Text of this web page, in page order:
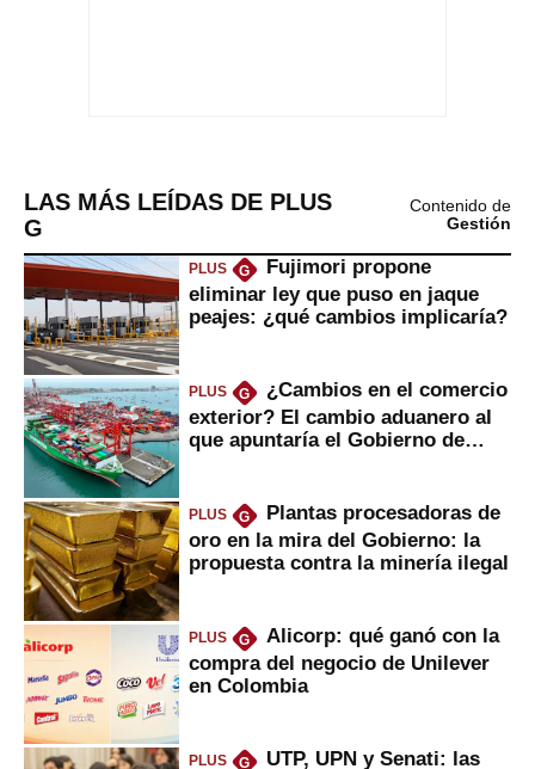
LAS MÁS LEÍDAS DE PLUS
G
Contenido de
Gestión
PLUS G
Fujimori propone
eliminar ley que puso en jaque
peajes: ¿qué cambios implicaría?
PLUS G
¿Cambios en el comercio
exterior? El cambio aduanero al
que apuntaría el Gobierno de
PLUS G
Plantas procesadoras de
oro en la mira del Gobierno: la
propuesta contra la minería ilegal
PLUS G
Alicorp: qué ganó con la
compra del negocio de Unilever
en Colombia
PLUS G
UTP, UPN y Senati: las